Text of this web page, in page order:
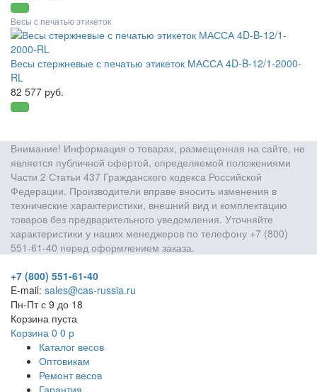
Весы с печатью этикеток
Весы стержневые с печатью этикеток МАССА 4D-B-12/1-2000-
RL
82 577 руб.
Внимание! Информация о товарах, размещенная на сайте, не
является публичной офертой, определяемой положениями
Части 2 Статьи 437 Гражданского кодекса Российской
Федерации. Производители вправе вносить изменения в
технические характеристики, внешний вид и комплектацию
товаров без предварительного уведомления. Уточняйте
характеристики у наших менеджеров по телефону +7 (800)
551-61-40 перед оформлением заказа.
+7 (800) 551-61-40
E-mail: sales@cas-russia.ru
Пн-Пт с 9 до 18
Корзина пуста
Корзина 0 0 р
Каталог весов
Оптовикам
Ремонт весов
Гарантия